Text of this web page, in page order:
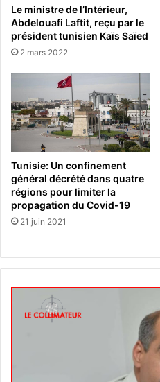
Le ministre de l’Intérieur,
Abdelouafi Laftit, reçu par le
président tunisien Kaïs Saïed
2 mars 2022
Tunisie: Un confinement
général décrété dans quatre
régions pour limiter la
propagation du Covid-19
21 juin 2021